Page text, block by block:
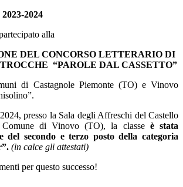
2023-2024
alla
DEL CONCORSO LETTERARIO DI
“PAROLE DAL CASSETTO”
di Castagnole Piemonte (TO) e Vinovo
presso la Sala degli Affreschi del Castello
di Vinovo (TO), la classeè stata
del secondo e terzo posto della categoria
(in calce gli attestati)
per questo successo!